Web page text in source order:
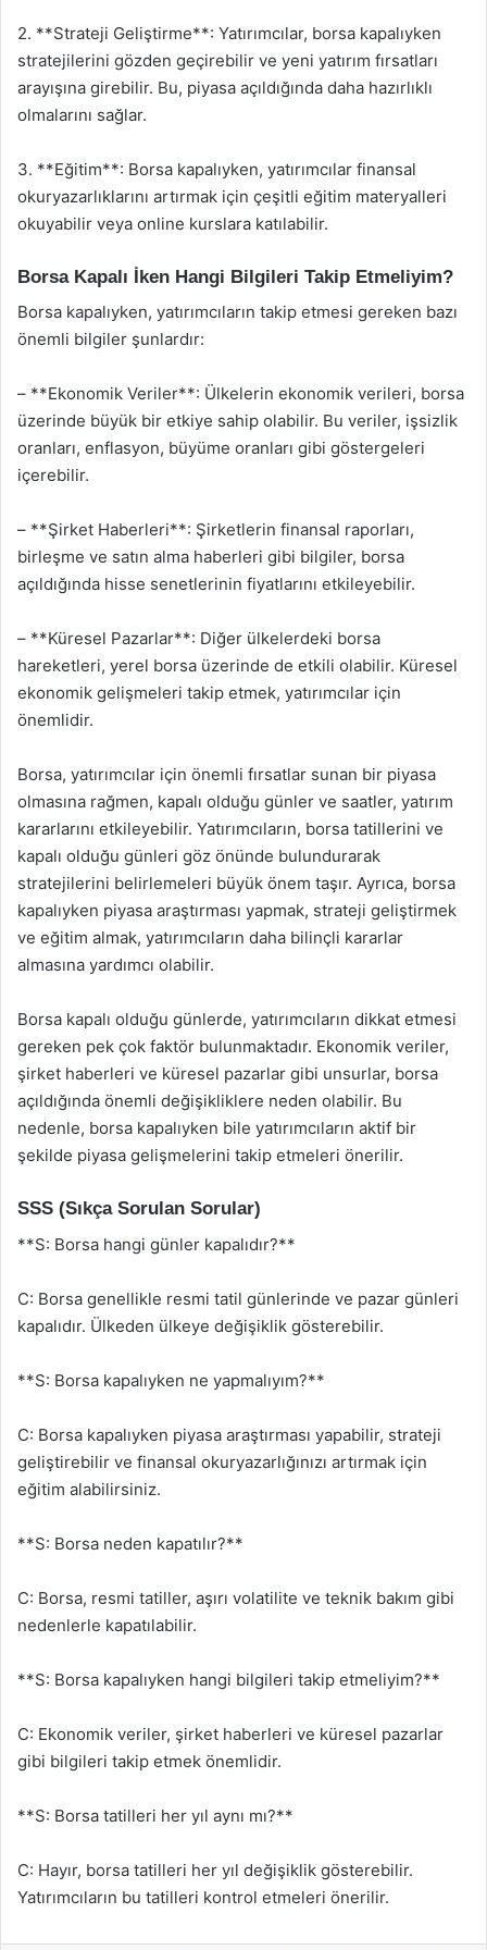
2. **Strateji Geliştirme**: Yatırımcılar, borsa kapalıyken
stratejilerini gözden geçirebilir ve yeni yatırım fırsatları
arayışına girebilir. Bu, piyasa açıldığında daha hazırlıklı
olmalarını sağlar.
3. **Eğitim**: Borsa kapalıyken, yatırımcılar finansal
okuryazarlıklarını artırmak için çeşitli eğitim materyalleri
okuyabilir veya online kurslara katılabilir.
Borsa Kapalı İken Hangi Bilgileri Takip Etmeliyim?
Borsa kapalıyken, yatırımcıların takip etmesi gereken bazı
önemli bilgiler şunlardır:
– **Ekonomik Veriler**: Ülkelerin ekonomik verileri, borsa
üzerinde büyük bir etkiye sahip olabilir. Bu veriler, işsizlik
oranları, enflasyon, büyüme oranları gibi göstergeleri
içerebilir.
– **Şirket Haberleri**: Şirketlerin finansal raporları,
birleşme ve satın alma haberleri gibi bilgiler, borsa
açıldığında hisse senetlerinin fiyatlarını etkileyebilir.
– **Küresel Pazarlar**: Diğer ülkelerdeki borsa
hareketleri, yerel borsa üzerinde de etkili olabilir. Küresel
ekonomik gelişmeleri takip etmek, yatırımcılar için
önemlidir.
Borsa, yatırımcılar için önemli fırsatlar sunan bir piyasa
olmasına rağmen, kapalı olduğu günler ve saatler, yatırım
kararlarını etkileyebilir. Yatırımcıların, borsa tatillerini ve
kapalı olduğu günleri göz önünde bulundurarak
stratejilerini belirlemeleri büyük önem taşır. Ayrıca, borsa
kapalıyken piyasa araştırması yapmak, strateji geliştirmek
ve eğitim almak, yatırımcıların daha bilinçli kararlar
almasına yardımcı olabilir.
Borsa kapalı olduğu günlerde, yatırımcıların dikkat etmesi
gereken pek çok faktör bulunmaktadır. Ekonomik veriler,
şirket haberleri ve küresel pazarlar gibi unsurlar, borsa
açıldığında önemli değişikliklere neden olabilir. Bu
nedenle, borsa kapalıyken bile yatırımcıların aktif bir
şekilde piyasa gelişmelerini takip etmeleri önerilir.
SSS (Sıkça Sorulan Sorular)
**S: Borsa hangi günler kapalıdır?**
C: Borsa genellikle resmi tatil günlerinde ve pazar günleri
kapalıdır. Ülkeden ülkeye değişiklik gösterebilir.
**S: Borsa kapalıyken ne yapmalıyım?**
C: Borsa kapalıyken piyasa araştırması yapabilir, strateji
geliştirebilir ve finansal okuryazarlığınızı artırmak için
eğitim alabilirsiniz.
**S: Borsa neden kapatılır?**
C: Borsa, resmi tatiller, aşırı volatilite ve teknik bakım gibi
nedenlerle kapatılabilir.
**S: Borsa kapalıyken hangi bilgileri takip etmeliyim?**
C: Ekonomik veriler, şirket haberleri ve küresel pazarlar
gibi bilgileri takip etmek önemlidir.
**S: Borsa tatilleri her yıl aynı mı?**
C: Hayır, borsa tatilleri her yıl değişiklik gösterebilir.
Yatırımcıların bu tatilleri kontrol etmeleri önerilir.